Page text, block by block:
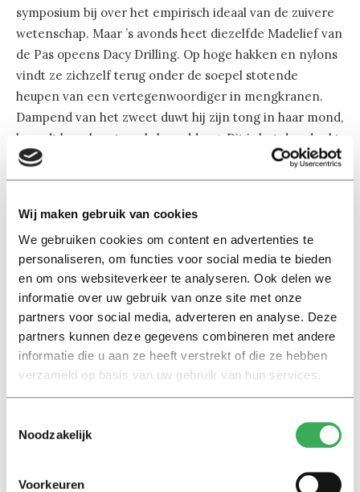
Wij maken gebruik van cookies
We gebruiken cookies om content en advertenties te
personaliseren, om functies voor social media te bieden
en om ons websiteverkeer te analyseren. Ook delen we
informatie over uw gebruik van onze site met onze
partners voor social media, adverteren en analyse. Deze
partners kunnen deze gegevens combineren met andere
informatie die u aan ze heeft verstrekt of die ze hebben
verzameld op basis van uw gebruik van hun services.
Noodzakelijk
Voorkeuren
symposium bij over het empirisch ideaal van de zuivere
wetenschap. Maar ’s avonds heet diezelfde Madelief van
de Pas opeens Dacy Drilling. Op hoge hakken en nylons
vindt ze zichzelf terug onder de soepel stotende
heupen van een vertegenwoordiger in mengkranen.
Dampend van het zweet duwt hij zijn tong in haar mond,
kneedt haar borsten als brooddeeg. Dit is het dus, denkt
Madelief van de Pas: studeren is investeren. Ze spreidt
haar benen en zucht eens als na drie stoten de
Lees ook
Interview
Marion Koopmans over online
bedreigingen en desinformatie:
‘Wetenschappers, kom die